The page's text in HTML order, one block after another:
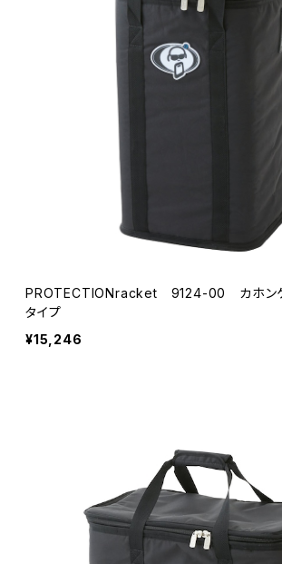
PROTECTIONracket 9124-00 カホンケ
タイプ
¥15,246